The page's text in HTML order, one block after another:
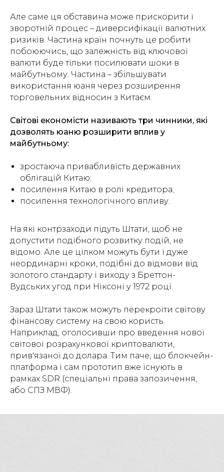
Але саме ця обставина може прискорити і
зворотній процес – диверсифікації валютних
ризиків. Частина країн почнуть це робити
побоюючись, що залежність від ключової
валюти буде тільки посилювати шоки в
майбутньому. Частина – збільшувати
використання юаня через розширення
торговельних відносин з Китаєм.
Світові економісти називають три чинники, які
дозволять юаню розширити вплив у
майбутньому:
зростаюча привабливість державних
облігацій Китаю;
посилення Китаю в ролі кредитора;
посилення технологічного впливу.
На які контрзаходи підуть Штати, щоб не
допустити подібного розвитку подій, не
відомо. Але це цілком можуть бути і дуже
неординарні кроки, подібні до відмови від
золотого стандарту і виходу з Бреттон-
Вудських угод при Ніксоні у 1972 році.
Зараз Штати також можуть перекроїти світову
фінансову систему на свою користь.
Наприклад, оголосивши про введення нової
світової розрахункової криптовалюти,
прив'язаної до долара. Тим паче, що блокчейн-
платформа і сам прототип вже існують в
рамках SDR (спеціальні права запозичення,
або СПЗ МВФ).